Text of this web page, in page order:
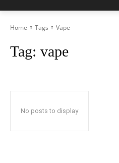
Home Tags Vape
Tag: vape
No posts to display